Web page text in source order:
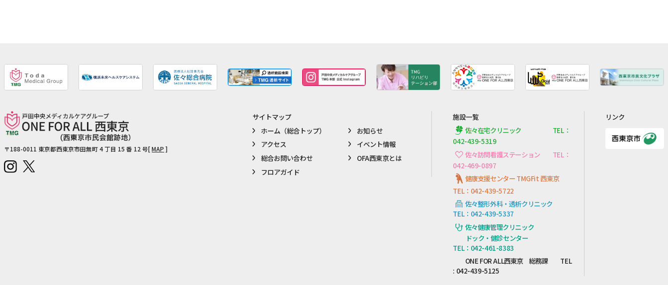
〒188-0011 東京都西東京市田無町 4 丁目 15 番 12 号[MAP ]
サイトマップ
ホーム（総合トップ）
お知らせ
アクセス
イベント情報
総合お問い合わせ
OFA西東京とは
フロアガイド
施設一覧
佐々在宅クリニック TEL：
042-439-5319
佐々訪問看護ステーション TEL：
042-469-0897
健康支援センター TMGFit 西東京
TEL：042-439-5722
佐々整形外科・透析クリニック
TEL：042-439-5337
佐々健康管理クリニック
ドック・健診センター
TEL：042-461-8383
ONE FOR ALL西東京 総務課 TEL
: 042-439-5125
リンク